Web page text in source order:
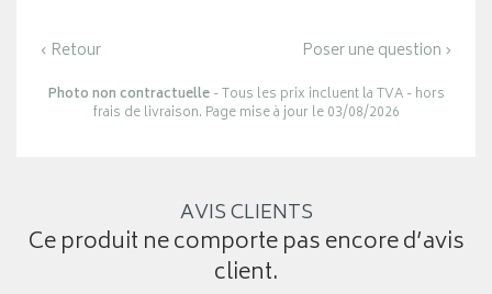
‹ Retour Poser une question ›
Photo non contractuelle- Tous les prix incluent la TVA - hors
frais de livraison. Page mise à jour le 03/08/2026
AVIS CLIENTS
Ce produit ne comporte pas encore d’avis
client.